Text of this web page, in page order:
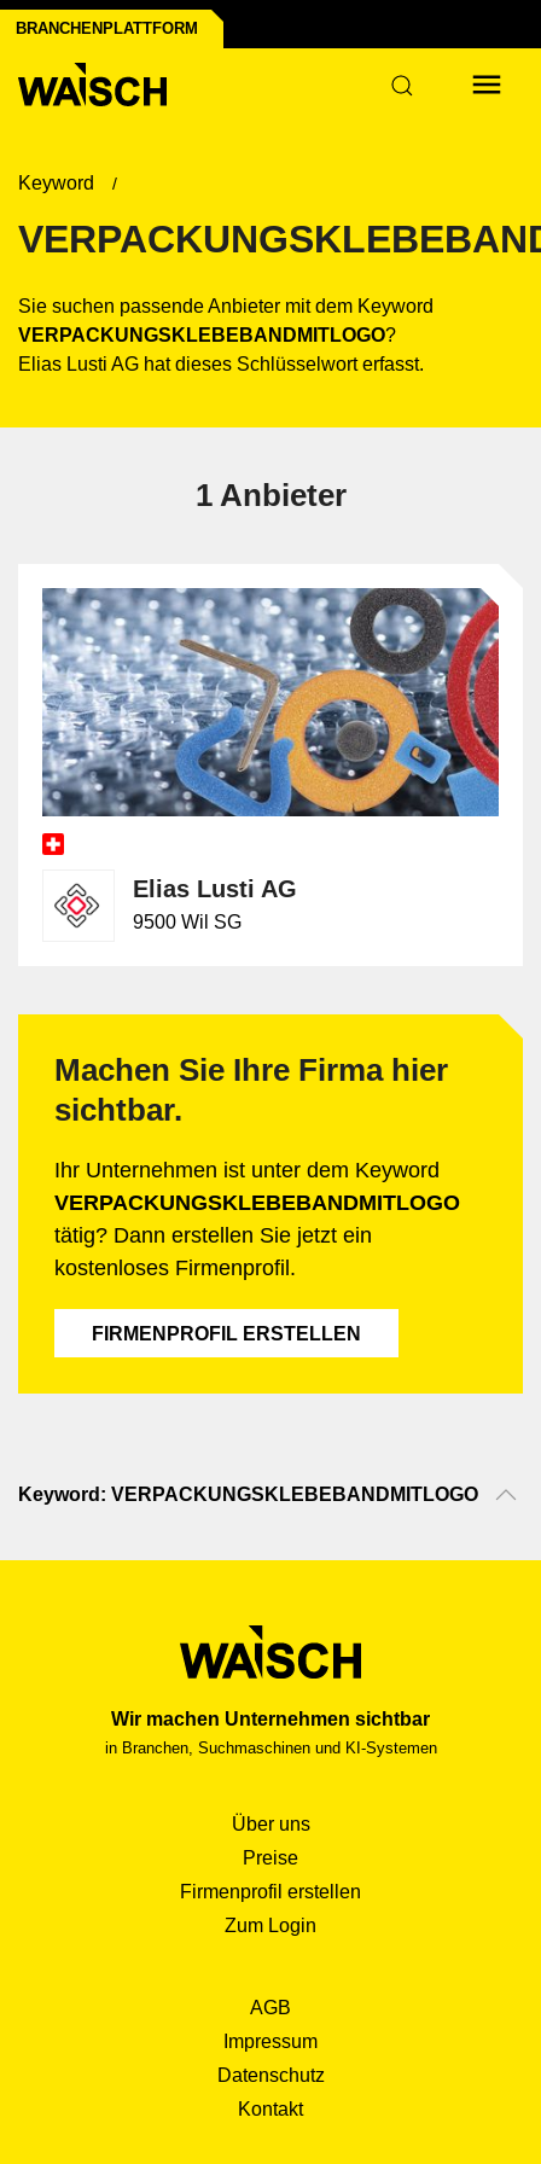
BRANCHENPLATTFORM
der Industrie
Keyword
Sie suchen passende Anbieter mit dem Keyword
VERPACKUNGSKLEBEBANDMITLOGO?
Elias Lusti AG hat dieses Schlüsselwort erfasst.
1 Anbieter
Elias Lusti AG
9500 Wil SG
Machen Sie Ihre Firma hier
sichtbar.
Ihr Unternehmen ist unter dem Keyword
VERPACKUNGSKLEBEBANDMITLOGO
tätig? Dann erstellen Sie jetzt ein
kostenloses Firmenprofil.
FIRMENPROFIL ERSTELLEN
Keyword: VERPACKUNGSKLEBEBANDMITLOGO
Wir machen Unternehmen sichtbar
in Branchen, Suchmaschinen und KI-Systemen
Über uns
Preise
Firmenprofil erstellen
Zum Login
AGB
Impressum
Datenschutz
Kontakt